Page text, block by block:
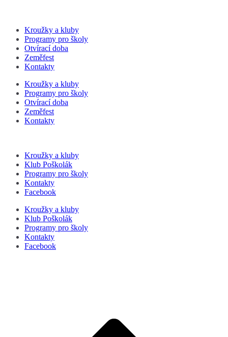
Kroužky a kluby
Programy pro školy
Otvírací doba
Zeměfest
Kontakty
Kroužky a kluby
Programy pro školy
Otvírací doba
Zeměfest
Kontakty
Kroužky a kluby
Klub Poškolák
Programy pro školy
Kontakty
Facebook
Kroužky a kluby
Klub Poškolák
Programy pro školy
Kontakty
Facebook